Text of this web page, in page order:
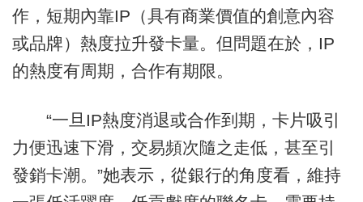
作，短期內靠IP（具有商業價值的創意內容
或品牌）熱度拉升發卡量。但問題在於，IP
的熱度有周期，合作有期限。
“一旦IP熱度消退或合作到期，卡片吸引
力便迅速下滑，交易頻次隨之走低，甚至引
發銷卡潮。”她表示，從銀行的角度看，維持